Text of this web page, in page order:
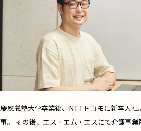
慶應義塾大学卒業後、NTTドコモに新卒入
事。 その後、エス・エム・エスにて介護事